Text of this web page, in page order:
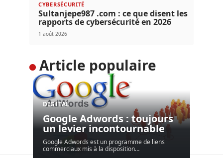
CYBERSÉCURITÉ
Sultanjepe987 .com : ce que disent les
rapports de cybersécurité en 2026
1 août 2026
Article populaire
DIGITAL
Google Adwords : toujours
un levier incontournable
Google Adwords est un programme de liens
commerciaux mis à la disposition…